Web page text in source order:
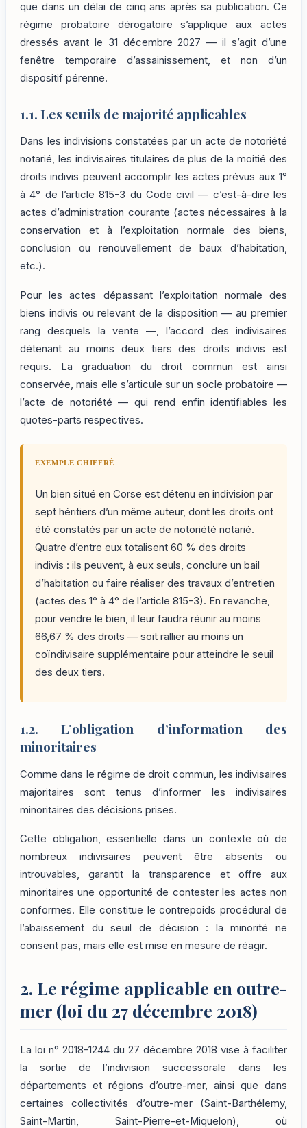
que dans un délai de cinq ans après sa publication. Ce
régime probatoire dérogatoire s’applique aux actes
dressés avant le 31 décembre 2027 — il s’agit d’une
fenêtre temporaire d’assainissement, et non d’un
dispositif pérenne.
1.1. Les seuils de majorité applicables
Dans les indivisions constatées par un acte de notoriété
notarié, les indivisaires titulaires de plus de la moitié des
droits indivis peuvent accomplir les actes prévus aux 1°
à 4° de l’article 815-3 du Code civil — c’est-à-dire les
actes d’administration courante (actes nécessaires à la
conservation et à l’exploitation normale des biens,
conclusion ou renouvellement de baux d’habitation,
etc.).
Pour les actes dépassant l’exploitation normale des
biens indivis ou relevant de la disposition — au premier
rang desquels la vente —, l’accord des indivisaires
détenant au moins deux tiers des droits indivis est
requis. La graduation du droit commun est ainsi
conservée, mais elle s’articule sur un socle probatoire —
l’acte de notoriété — qui rend enfin identifiables les
quotes-parts respectives.
EXEMPLE CHIFFRÉ
Un bien situé en Corse est détenu en indivision par
sept héritiers d’un même auteur, dont les droits ont
été constatés par un acte de notoriété notarié.
Quatre d’entre eux totalisent 60 % des droits
indivis : ils peuvent, à eux seuls, conclure un bail
d’habitation ou faire réaliser des travaux d’entretien
(actes des 1° à 4° de l’article 815-3). En revanche,
pour vendre le bien, il leur faudra réunir au moins
66,67 % des droits — soit rallier au moins un
coïndivisaire supplémentaire pour atteindre le seuil
des deux tiers.
1.2. L’obligation d’information des
minoritaires
Comme dans le régime de droit commun, les indivisaires
majoritaires sont tenus d’informer les indivisaires
minoritaires des décisions prises.
Cette obligation, essentielle dans un contexte où de
nombreux indivisaires peuvent être absents ou
introuvables, garantit la transparence et offre aux
minoritaires une opportunité de contester les actes non
conformes. Elle constitue le contrepoids procédural de
l’abaissement du seuil de décision : la minorité ne
consent pas, mais elle est mise en mesure de réagir.
2. Le régime applicable en outre-
mer (loi du 27 décembre 2018)
La loi n° 2018-1244 du 27 décembre 2018 vise à faciliter
la sortie de l’indivision successorale dans les
départements et régions d’outre-mer, ainsi que dans
certaines collectivités d’outre-mer (Saint-Barthélemy,
Saint-Martin, Saint-Pierre-et-Miquelon), où